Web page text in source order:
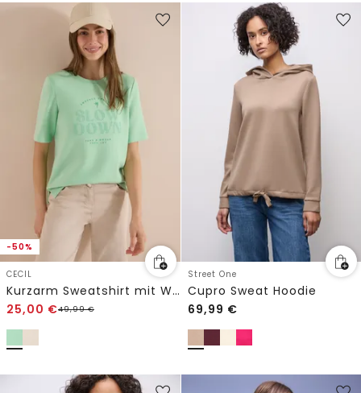
-50%
CECIL
Kurzarm Sweatshirt mit Wording
25,00 €49,99€
Street One
Cupro Sweat Hoodie
69,99 €